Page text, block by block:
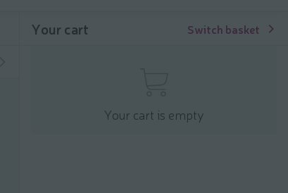
Your cart Switch basket
Your cart is empty